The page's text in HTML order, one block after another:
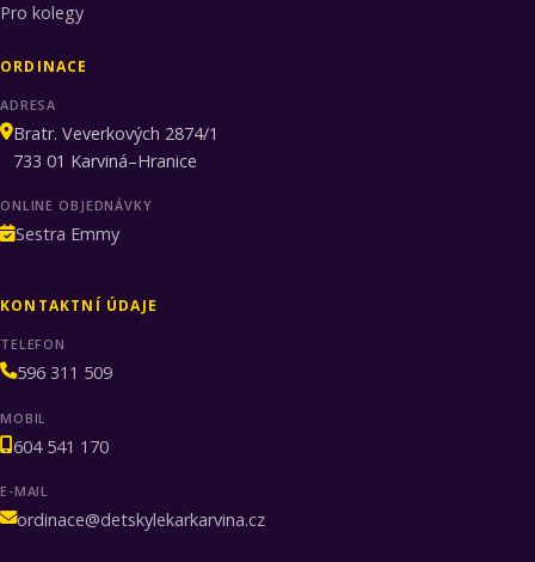
Pro kolegy
ORDINACE
ADRESA
Bratr. Veverkových 2874/1
733 01 Karviná–Hranice
ONLINE OBJEDNÁVKY
Sestra Emmy
KONTAKTNÍ ÚDAJE
TELEFON
596 311 509
MOBIL
604 541 170
E-MAIL
ordinace@detskylekarkarvina.cz